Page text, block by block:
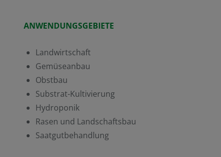
ANWENDUNGSGEBIETE
Landwirtschaft
Gemüseanbau
Obstbau
Substrat-Kultivierung
Hydroponik
Rasen und Landschaftsbau
Saatgutbehandlung